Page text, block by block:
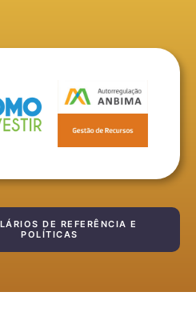
DE REFERÊNCIA E
POLÍTICAS